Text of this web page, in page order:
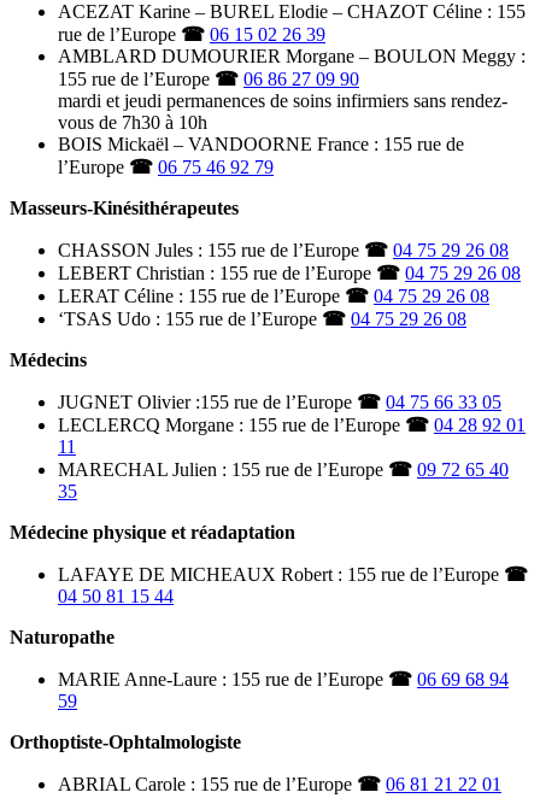
ACEZAT Karine – BUREL Elodie – CHAZOT Céline : 155
rue de l’Europe ☎ 06 15 02 26 39
AMBLARD DUMOURIER Morgane – BOULON Meggy :
155 rue de l’Europe ☎ 06 86 27 09 90
mardi et jeudi permanences de soins infirmiers sans rendez-
vous de 7h30 à 10h
BOIS Mickaël – VANDOORNE France : 155 rue de
l’Europe ☎ 06 75 46 92 79
Masseurs-Kinésithérapeutes
CHASSON Jules : 155 rue de l’Europe ☎ 04 75 29 26 08
LEBERT Christian : 155 rue de l’Europe ☎ 04 75 29 26 08
LERAT Céline : 155 rue de l’Europe ☎ 04 75 29 26 08
‘TSAS Udo : 155 rue de l’Europe ☎ 04 75 29 26 08
Médecins
JUGNET Olivier :155 rue de l’Europe ☎ 04 75 66 33 05
LECLERCQ Morgane : 155 rue de l’Europe ☎ 04 28 92 01
11
MARECHAL Julien : 155 rue de l’Europe ☎ 09 72 65 40
35
Médecine physique et réadaptation
LAFAYE DE MICHEAUX Robert : 155 rue de l’Europe ☎
04 50 81 15 44
Naturopathe
MARIE Anne-Laure : 155 rue de l’Europe ☎ 06 69 68 94
59
Orthoptiste-Ophtalmologiste
ABRIAL Carole : 155 rue de l’Europe ☎ 06 81 21 22 01